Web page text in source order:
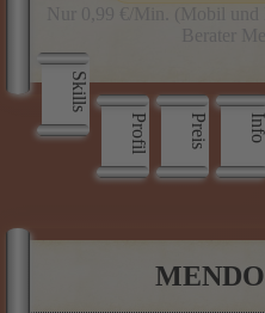
Skills
Profil
Preis Info